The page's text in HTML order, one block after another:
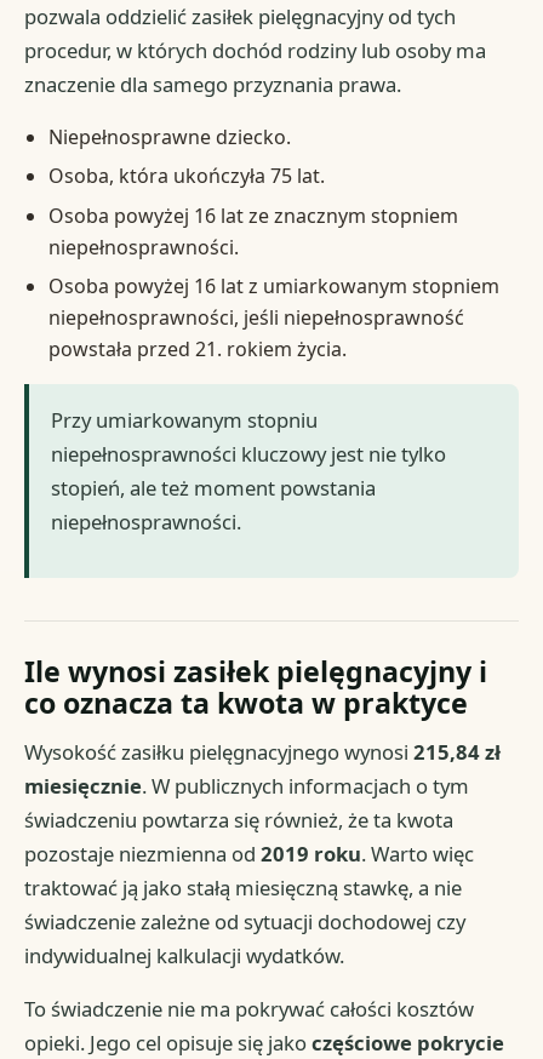
pozwala oddzielić zasiłek pielęgnacyjny od tych
procedur, w których dochód rodziny lub osoby ma
znaczenie dla samego przyznania prawa.
Niepełnosprawne dziecko.
Osoba, która ukończyła 75 lat.
Osoba powyżej 16 lat ze znacznym stopniem
niepełnosprawności.
Osoba powyżej 16 lat z umiarkowanym stopniem
niepełnosprawności, jeśli niepełnosprawność
powstała przed 21. rokiem życia.
Przy umiarkowanym stopniu
niepełnosprawności kluczowy jest nie tylko
stopień, ale też moment powstania
niepełnosprawności.
Ile wynosi zasiłek pielęgnacyjny i
co oznacza ta kwota w praktyce
Wysokość zasiłku pielęgnacyjnego wynosi215,84 zł
miesięcznie. W publicznych informacjach o tym
świadczeniu powtarza się również, że ta kwota
pozostaje niezmienna od2019 roku. Warto więc
traktować ją jako stałą miesięczną stawkę, a nie
świadczenie zależne od sytuacji dochodowej czy
indywidualnej kalkulacji wydatków.
To świadczenie nie ma pokrywać całości kosztów
opieki. Jego cel opisuje się jakoczęściowe pokrycie